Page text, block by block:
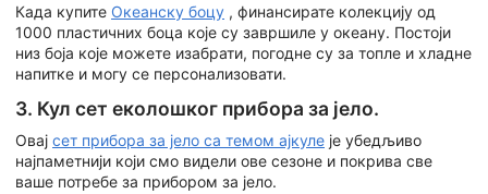
Када купите Океанску боцу , финансирате колекцију од
1000 пластичних боца које су завршиле у океану. Постоји
низ боја које можете изабрати, погодне су за топле и хладне
напитке и могу се персонализовати.
3. Кул сет еколошког прибора за јело.
Овај сет прибора за јело са темом ајкуле је убедљиво
најпаметнији који смо видели ове сезоне и покрива све
ваше потребе за прибором за јело.